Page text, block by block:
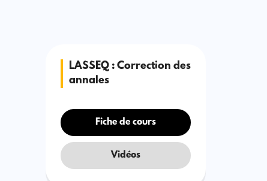
LASSEQ : Correction des
annales
Fiche de cours
Vidéos